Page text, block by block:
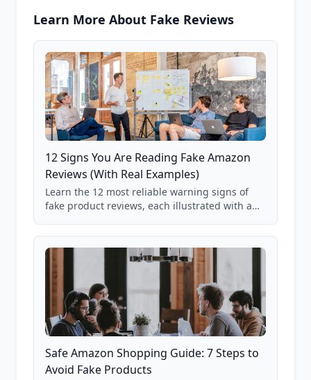
Learn More About Fake Reviews
12 Signs You Are Reading Fake Amazon
Reviews (With Real Examples)
Learn the 12 most reliable warning signs of
fake product reviews, each illustrated with a
85,000+ analyzed Amazon listings.
Safe Amazon Shopping Guide: 7 Steps to
Avoid Fake Products